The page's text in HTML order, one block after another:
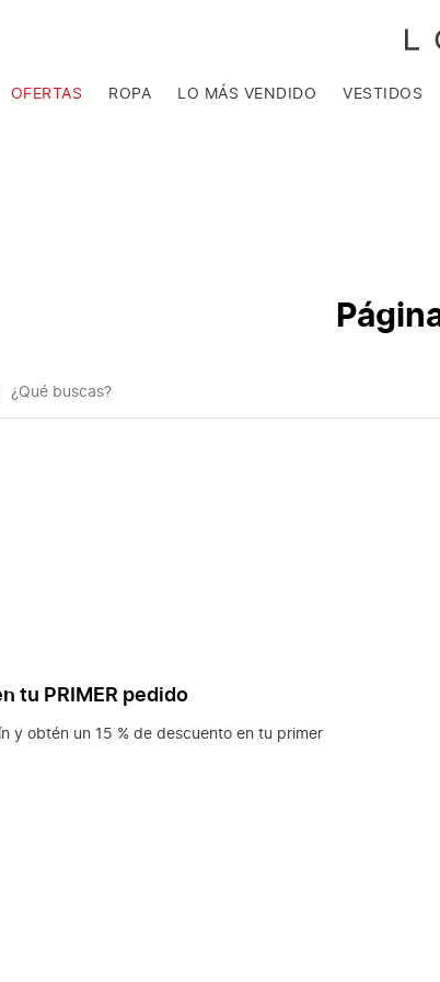
OFERTAS ROPA LO MÁS VENDIDO VESTIDOS
¿Qué
tu PRIMER pedido
y obtén un 15 % de descuento en tu primer